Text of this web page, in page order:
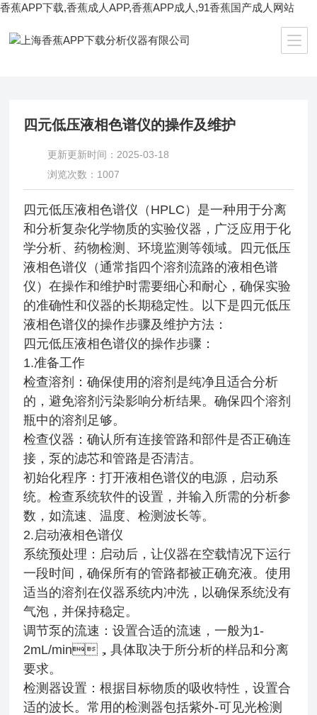
香蕉APP下载,香蕉成人APP,香蕉APP成人,91香蕉国产成人网站
/ 四元低压液相色谱仪的操作及维护
四元低压液相色谱仪的操作及维护
更新更新时间：2025-03-18
浏览次数：1007
四元低压液相色谱仪（HPLC）是一种用于分离
和分析复杂化学物质的实验仪器，广泛应用于化
学分析、药物检测、环境监测等领域。四元低压
液相色谱仪（通常指四个溶剂流路的液相色谱
仪）在操作和维护时需要细心和耐心，确保实验
的准确性和仪器的长期稳定性。以下是四元低压
液相色谱仪的操作步骤及维护方法：
四元低压液相色谱仪的操作步骤：
1.准备工作
检查溶剂：确保使用的溶剂是纯净且适合分析
的，避免溶剂污染影响分析结果。确保四个溶剂
瓶中的溶剂足够。
检查仪器：确认所有连接管路和部件是否正确连
接，泵的滤芯和管路是否清洁。
初始化程序：打开液相色谱仪的电源，启动系
统。检查系统软件的设置，并输入所需的分析参
数，如流速、温度、检测波长等。
2.启动液相色谱仪
系统预处理：启动后，让仪器在空载情况下运行
一段时间，确保所有的管路都被正确充液。使用
适当的溶剂在仪器系统内冲洗，以确保系统没有
气泡，并保持稳定。
调节泵的流速：设置合适的流速，一般为1-
2mL/min，具体取决于所分析的样品和分离
要求。
检测器设置：根据目标物质的吸收特性，设置合
适的波长。常用的检测器包括紫外-可见光检测